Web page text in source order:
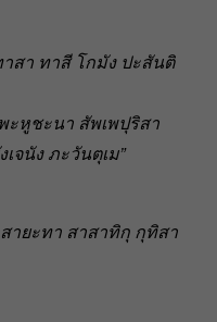
สา ทาสี โกมัง ปะสันติ
ะหูชะนา สัพเพปุริสา
จนัง ภะวันตุเม”
ายะทา สาสาทิกุ กุทิสา